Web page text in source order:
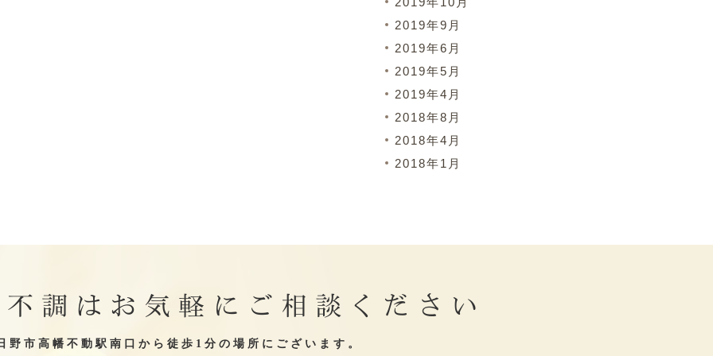
2019年9月
2019年6月
2019年5月
2019年4月
2018年8月
2018年4月
2018年1月
調はお気軽にご相談ください
野市高幡不動駅南口から徒歩1分の場所にございます。